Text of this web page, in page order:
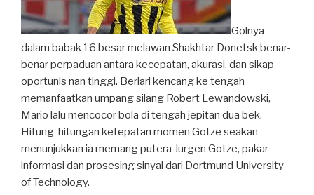
Golnya
dalam babak 16 besar melawan Shakhtar Donetsk benar-
benar perpaduan antara kecepatan, akurasi, dan sikap
oportunis nan tinggi. Berlari kencang ke tengah
memanfaatkan umpang silang Robert Lewandowski,
Mario lalu mencocor bola di tengah jepitan dua bek.
Hitung-hitungan ketepatan momen Gotze seakan
menunjukkan ia memang putera Jurgen Gotze, pakar
informasi dan prosesing sinyal dari Dortmund University
of Technology.